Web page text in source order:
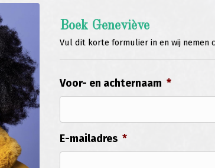
Boek Geneviève
Vul dit korte formulier in en wij nemen
Voor- en achternaam *
E-mailadres *